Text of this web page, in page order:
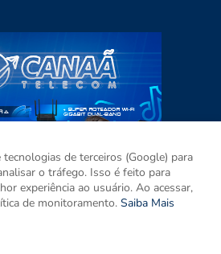
de terceiros (Google) para
o tráfego. Isso é feito para
experiência ao usuário. Ao acessar,
de monitoramento. Saiba Mais